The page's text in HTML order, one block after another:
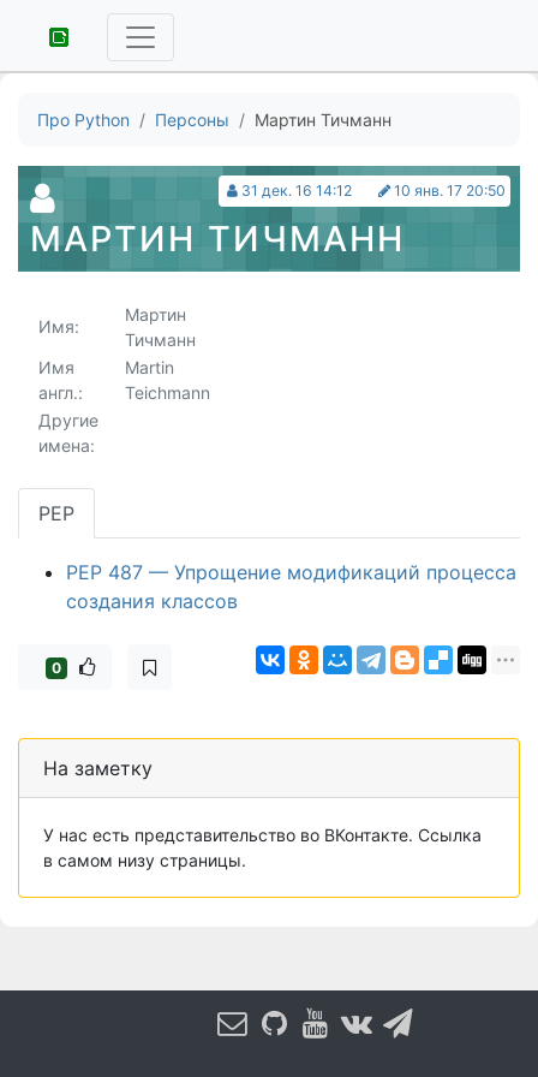
Про Python Персоны Мартин Тичманн
31 дек. 16 14:12 10 янв. 17 20:50
МАРТИН ТИЧМАНН
Имя:
Мартин
Тичманн
Имя
англ.:
Martin
Teichmann
Другие
имена:
PEP
PEP 487 — Упрощение модификаций процесса
создания классов
0
На заметку
У нас есть представительство во ВКонтакте. Ссылка
в самом низу страницы.